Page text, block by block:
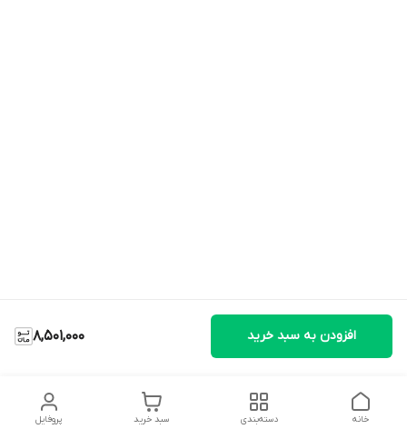
8,501,000 افزودن به سبد خرید
پروفایل سبد خرید دسته‌بندی خانه